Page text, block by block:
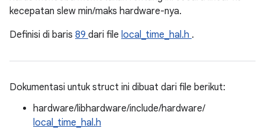
kecepatan slew min/maks hardware-nya.
Definisi di baris 89 dari file local_time_hal.h .
Dokumentasi untuk struct ini dibuat dari file berikut:
hardware/libhardware/include/hardware/
local_time_hal.h